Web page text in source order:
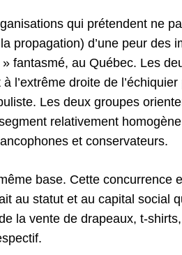
qui prétendent ne
propagation) d’une peur des
fantasmé, au Québec. Les
l’extrême droite de
Les deux groupes
relativement
et conservateurs.
base. Cette concurrence
au statut et au capital social
la vente de drapeaux, t-